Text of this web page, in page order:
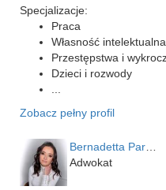
Specjalizacje:
Praca
Własność intelektualna
Przestępstwa i
Dzieci i rozwody
Zobacz pełny profil
Adwokat